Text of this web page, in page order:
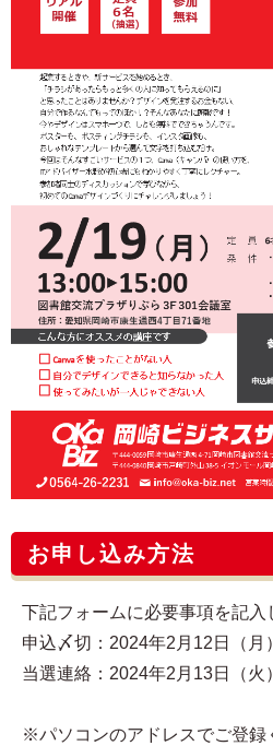
お申し込み方法
下記フォームに必要事項を記入
申込〆切：2024年2月12日（
当選連絡：2024年2月13日（火）
※パソコンのアドレスでご登録